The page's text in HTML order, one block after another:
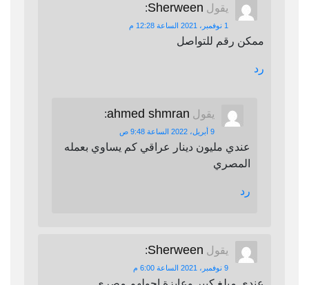
يقول Sherween
:
1 نوفمبر، 2021 الساعة 12:28 م
ممكن رقم للتواصل
رد
يقول ahmed shmran
:
9 أبريل، 2022 الساعة 9:48 ص
عندي مليون دينار عراقي كم يساوي بعمله
المصري
رد
يقول Sherween
:
9 نوفمبر، 2021 الساعة 6:00 م